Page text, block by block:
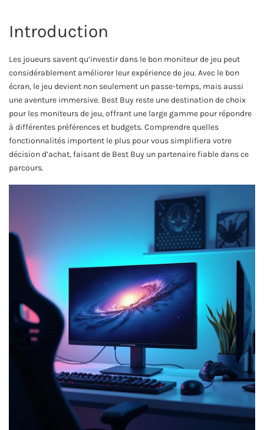
Introduction
Les joueurs savent qu’investir dans le bon moniteur de jeu peut
considérablement améliorer leur expérience de jeu. Avec le bon
écran, le jeu devient non seulement un passe-temps, mais aussi
une aventure immersive. Best Buy reste une destination de choix
pour les moniteurs de jeu, offrant une large gamme pour répondre
à différentes préférences et budgets. Comprendre quelles
fonctionnalités importent le plus pour vous simplifiera votre
décision d’achat, faisant de Best Buy un partenaire fiable dans ce
parcours.